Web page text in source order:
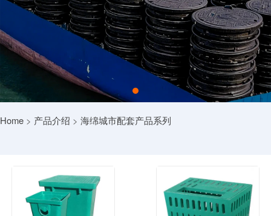
Home > 产品介绍 > 海绵城市配套产品系列